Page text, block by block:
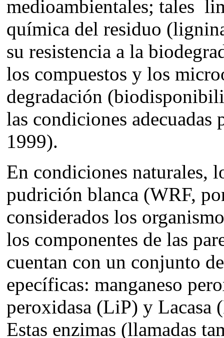
medioambientales; tales
química del residuo
su resistencia a la
los compuestos y los
degradación
las condiciones
1999).
En condiciones naturales,
pudrición blanca (WRF,
considerados los
los componentes de las
cuentan con un conjunto
epecíficas: manganeso
peroxidasa (LiP) y Lacasa
Estas enzimas (llamadas